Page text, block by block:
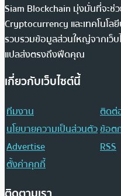
Siam Blockchain มุ่งมั่นที่จะช่
Cryptocurrency และเทคโนโล
รวบรวมข้อมูลส่วนใหญ่จากเว็บ
แปลส่งตรงถึงฟีดคุณ
เกี่ยวกับเว็บไซต์นี้
ทีมงาน
ติดต่
นโยบายความเป็นส่วนตัวข้อต
Advertise
RSS
ตั้งค่าคุกกี้